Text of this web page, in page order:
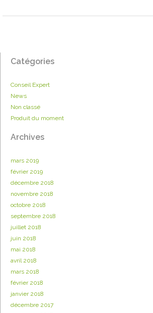
Catégories
Conseil Expert
News
Non classé
Produit du moment
Archives
mars 2019
février 2019
décembre 2018
novembre 2018
octobre 2018
septembre 2018
juillet 2018
juin 2018
mai 2018
avril 2018
mars 2018
février 2018
janvier 2018
décembre 2017